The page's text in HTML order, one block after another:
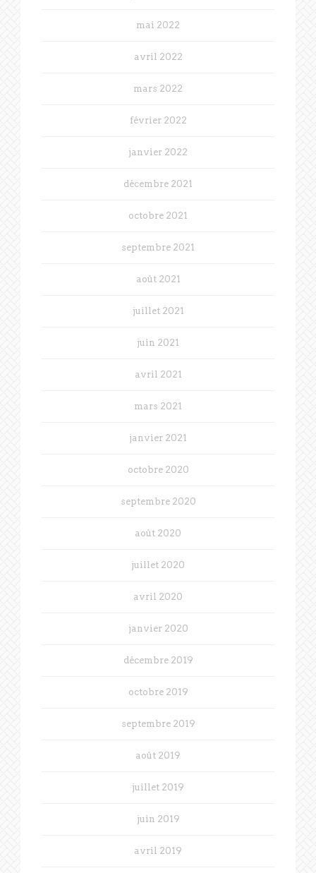
mai 2022
avril 2022
mars 2022
février 2022
janvier 2022
décembre 2021
octobre 2021
septembre 2021
août 2021
juillet 2021
juin 2021
avril 2021
mars 2021
janvier 2021
octobre 2020
septembre 2020
août 2020
juillet 2020
avril 2020
janvier 2020
décembre 2019
octobre 2019
septembre 2019
août 2019
juillet 2019
juin 2019
avril 2019